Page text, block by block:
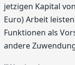
jetzigen Kapital
Euro) Arbeit
Funktionen als
andere